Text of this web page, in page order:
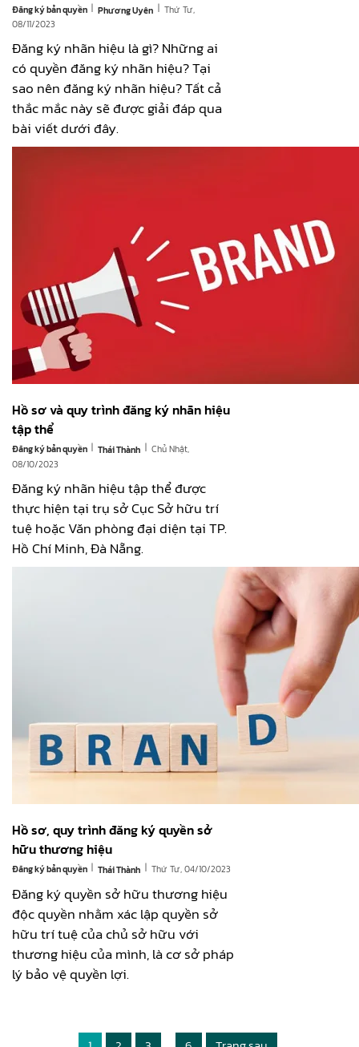
Đăng ký bản quyền | Phương Uyên | Thứ Tư,
08/11/2023
Đăng ký nhãn hiệu là gì? Những ai
có quyền đăng ký nhãn hiệu? Tại
sao nên đăng ký nhãn hiệu? Tất cả
thắc mắc này sẽ được giải đáp qua
bài viết dưới đây.
Hồ sơ và quy trình đăng ký nhãn hiệu
tập thể
Đăng ký bản quyền | Thái Thành | Chủ Nhật,
08/10/2023
Đăng ký nhãn hiệu tập thể được
thực hiện tại trụ sở Cục Sở hữu trí
tuệ hoặc Văn phòng đại diện tại TP.
Hồ Chí Minh, Đà Nẵng.
Hồ sơ, quy trình đăng ký quyền sở
hữu thương hiệu
Đăng ký bản quyền | Thái Thành | Thứ Tư, 04/10/2023
Đăng ký quyền sở hữu thương hiệu
độc quyền nhằm xác lập quyền sở
hữu trí tuệ của chủ sở hữu với
thương hiệu của mình, là cơ sở pháp
lý bảo vệ quyền lợi.